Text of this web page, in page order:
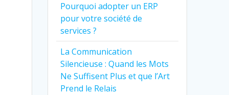
Pourquoi adopter un ERP
pour votre société de
services ?
La Communication
Silencieuse : Quand les Mots
Ne Suffisent Plus et que l’Art
Prend le Relais